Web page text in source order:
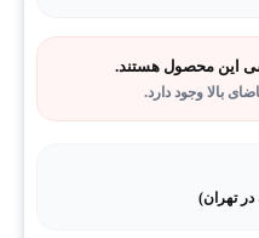
این محصول هستند.
بالا وجود دارد.